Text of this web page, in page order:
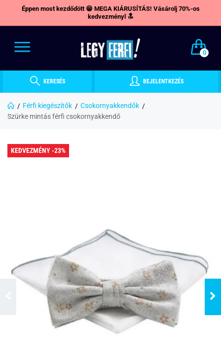
Éppen most kezdődött 😁 MEGA KIÁRUSÍTÁS! Vásárolj 70%-os
kedvezményl 🔝
0
KERESÉS BEJELENTKEZÉS
Férfi kiegészítők
Csokornyakkendők
Szürke mintás férfi csokornyakkendő
KEDVEZMÉNY -23%